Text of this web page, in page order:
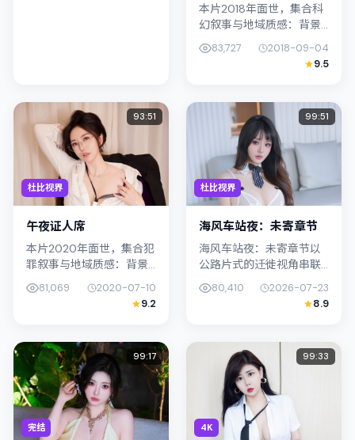
本片2018年面世，集合科
幻叙事与地域质感：背景
设定与日本（东京）的文
化肌理相呼应。导演王小
帅善用光影与声场塑造孤
抉择牵动...
83,727
2018-09-04
9.5
杜比视界
93:51
午夜证人席
本片2020年面世，集合犯
罪叙事与地域质感：背景
设定与韩国（釜山）的文
化肌理相呼应。导演杨德
昌善用光影与声场塑造孤
抉择牵动...
81,069
2020-07-10
9.2
杜比视界
99:51
海风车站夜：未寄章节
海风车站夜：未寄章节以
公路片式的迁徙视角串联
情节，类型标签为爱情。
陈哲艺强调纪实气质与留
白美学，易烊千玺的表演
你正在查找日...
80,410
2026-07-23
8.9
完结
99:17
4K
99:33